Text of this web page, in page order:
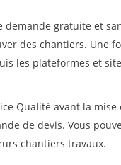
demande gratuite et
des chantiers. Une
les plateformes et
Qualité avant la mise
de devis. Vous
chantiers travaux.